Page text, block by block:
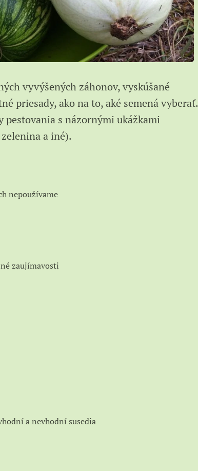
vyvýšených záhonov, vyskúšané
priesady, ako na to, aké semená vyberať.
pestovania s názornými ukážkami
a iné).
nepoužívame
zaujímavosti
a nevhodní susedia